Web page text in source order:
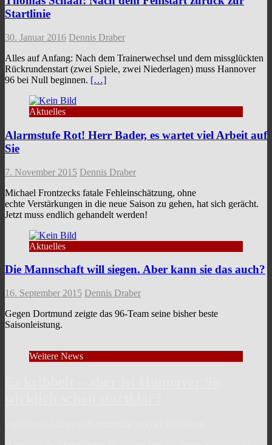
Startlinie
30. Januar 2016 Dennis Draber
Alles auf Anfang: Nach dem Trainerwechsel und dem missglückten
Rückrundenstart (zwei Spiele, zwei Niederlagen) muss Hannover
96 bei Null beginnen. […]
Aktuelles
Alarmstufe Rot! Herr Bader, es wartet viel Arbeit auf
Sie
7. November 2015 Dennis Draber
Michael Frontzecks fatale Fehleinschätzung, ohne
echte Verstärkungen in die neue Saison zu gehen, hat sich gerächt.
Jetzt muss endlich gehandelt werden!
Aktuelles
Die Mannschaft will siegen. Aber kann sie das auch?
16. September 2015 Dennis Draber
Gegen Dortmund zeigte das 96-Team seine bisher beste
Saisonleistung.
Weitere News